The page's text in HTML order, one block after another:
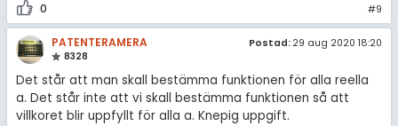
0 #9
PATENTERAMERA
8328
Postad: 29 aug 2020 18:20
Det står att man skall bestämma funktionen för alla reella
a. Det står inte att vi skall bestämma funktionen så att
villkoret blir uppfyllt för alla a. Knepig uppgift.